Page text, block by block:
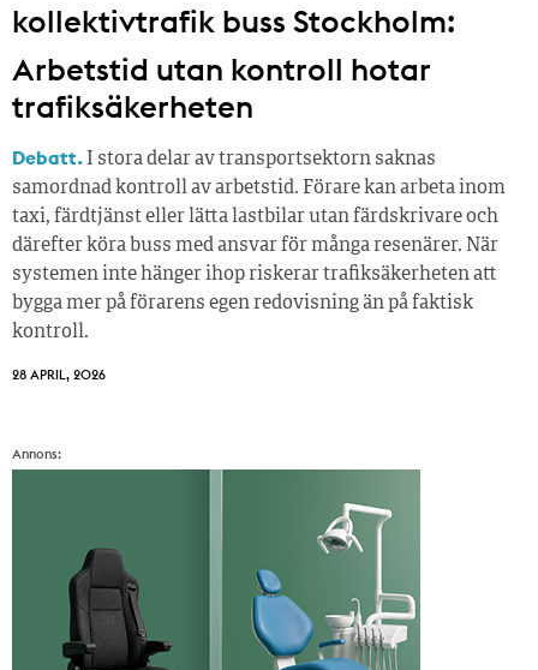
kollektivtrafik buss Stockholm:
Arbetstid utan kontroll hotar
trafiksäkerheten
Debatt. I stora delar av transportsektorn saknas
samordnad kontroll av arbetstid. Förare kan arbeta inom
taxi, färdtjänst eller lätta lastbilar utan färdskrivare och
därefter köra buss med ansvar för många resenärer. När
systemen inte hänger ihop riskerar trafiksäkerheten att
bygga mer på förarens egen redovisning än på faktisk
kontroll.
28 APRIL, 2026
Annons: